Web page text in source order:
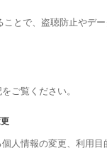
とで、盗聴防止やデ
ご覧ください。
人情報の変更、利用